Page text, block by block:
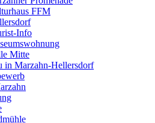
FFM
Info
Mitte
in Marzahn-Hellersdorf